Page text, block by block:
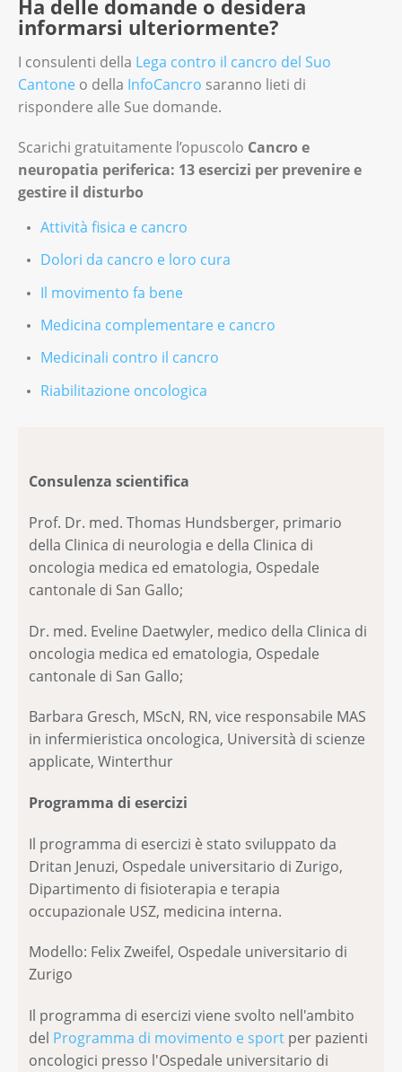
Poi, aumenti a 4 serie da 15 ripetizioni
ciascuna.
Tiri i gomiti indietro. Si assicuri che i
gomiti formino un angolo di 90 gradi. Le
mani devono essere rilassate e le spalle
devono stare basse.
Ritorni lentamente alla posizione di
Numero di ripetizioni
movimento correttamente. Inizi con 3 serie
da 10 ripetizioni. Successivamente, aumenti a
4 serie da 15 ripetizioni.
controllato.
Variante
Appoggi le punte e la pianta dei piedi sui
bordi di un gradino, in modo che sia
l'intero peso. Sollevi e abbassi lentamente il
tallone.
a 4 serie da 15 ripetizioni.
Ha delle domande o desidera
informarsi ulteriormente?
I consulenti della Lega contro il cancro del Suo
Cantone o della InfoCancro saranno lieti di
rispondere alle Sue domande.
Scarichi gratuitamente l’opuscolo Cancro e
neuropatia periferica: 13 esercizi per prevenire e
gestire il disturbo
Attività fisica e cancro
Dolori da cancro e loro cura
Il movimento fa bene
Medicina complementare e cancro
Medicinali contro il cancro
Riabilitazione oncologica
Consulenza scientifica
Prof. Dr. med. Thomas Hundsberger, primario
della Clinica di neurologia e della Clinica di
oncologia medica ed ematologia, Ospedale
cantonale di San Gallo;
Dr. med. Eveline Daetwyler, medico della Clinica di
oncologia medica ed ematologia, Ospedale
cantonale di San Gallo;
Barbara Gresch, MScN, RN, vice responsabile MAS
in infermieristica oncologica, Università di scienze
applicate, Winterthur
Programma di esercizi
Il programma di esercizi è stato sviluppato da
Dritan Jenuzi, Ospedale universitario di Zurigo,
Dipartimento di fisioterapia e terapia
occupazionale USZ, medicina interna.
Modello: Felix Zweifel, Ospedale universitario di
Zurigo
Il programma di esercizi viene svolto nell'ambito
del Programma di movimento e sport per pazienti
oncologici presso l'Ospedale universitario di